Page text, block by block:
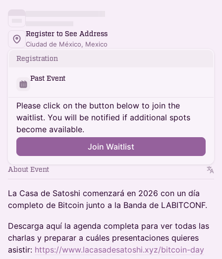
Register to See Address
Ciudad de México, Mexico
Registration
Past Event
Please click on the button below to join the
waitlist. You will be notified if additional spots
become available.
Join Waitlist
About Event
La Casa de Satoshi comenzará en 2026 con un día
completo de Bitcoin junto a la Banda de LABITCONF.
Descarga aquí la agenda completa para ver todas las
charlas y preparar a cuáles presentaciones quieres
asistir: https://www.lacasadesatoshi.xyz/bitcoin-day